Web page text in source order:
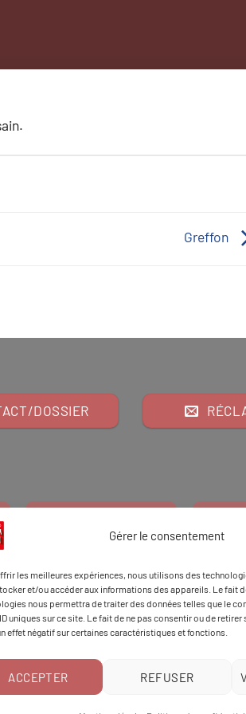
Gérer le consentement
les meilleures expériences, nous utilisons des
et/ou accéder aux informations des appareils. Le fait
nous permettra de traiter des données telles que le
uniques sur ce site. Le fait de ne pas consentir ou de
effet négatif sur certaines caractéristiques et fonctions.
ACCEPTER REFUSER
Greffon
DOSSIER
Financeur
Tapez 3
Et